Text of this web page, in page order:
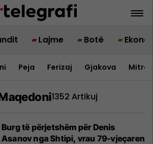
Lajme Botë
Peja Ferizaj Gjakova
1352 Artikuj
Burg të përjetshëm për Denis
Asanov nga Shtipi, vrau 79-vjeçaren